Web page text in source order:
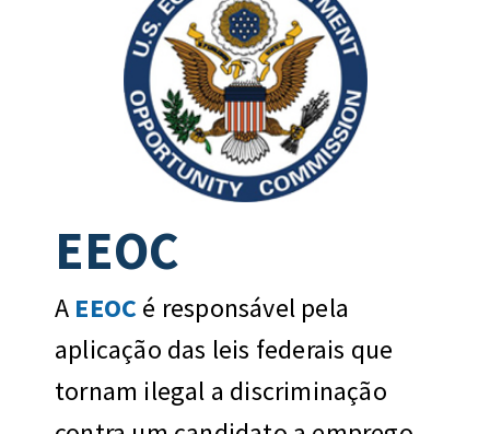
EEOC
A EEOC é responsável pela
aplicação das leis federais que
tornam ilegal a discriminação